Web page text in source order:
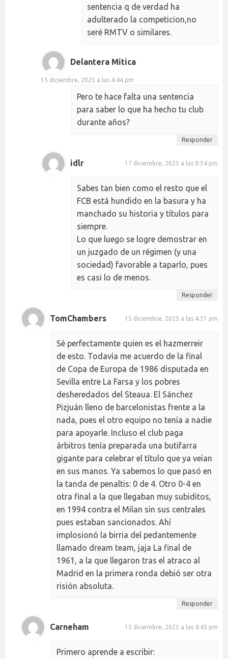
sentencia q de verdad ha
adulterado la competicion,no
seré RMTV o similares.
Delantera Mitica
15 diciembre, 2025 a las 4:44 pm
Pero te hace falta una sentencia
para saber lo que ha hecho tu club
durante años?
Responder
idlr 17 diciembre, 2025 a las 9:34 pm
Sabes tan bien como el resto que el
FCB está hundido en la basura y ha
manchado su historia y títulos para
siempre.
Lo que luego se logre demostrar en
un juzgado de un régimen (y una
sociedad) favorable a taparlo, pues
es casi lo de menos.
Responder
TomChambers 15 diciembre, 2025 a las 4:31 pm
Sé perfectamente quien es el hazmerreir
de esto. Todavía me acuerdo de la final
de Copa de Europa de 1986 disputada en
Sevilla entre La Farsa y los pobres
desheredados del Steaua. El Sánchez
Pizjuán lleno de barcelonistas frente a la
nada, pues el otro equipo no tenía a nadie
para apoyarle. Incluso el club paga
árbitros tenía preparada una butifarra
gigante para celebrar el título que ya veían
en sus manos. Ya sabemos lo que pasó en
la tanda de penaltis: 0 de 4. Otro 0-4 en
otra final a la que llegaban muy subiditos,
en 1994 contra el Milan sin sus centrales
pues estaban sancionados. Ahí
implosionó la birria del pedantemente
llamado dream team, jaja La final de
1961, a la que llegaron tras el atraco al
Madrid en la primera ronda debió ser otra
risión absoluta.
Responder
Carneham 15 diciembre, 2025 a las 4:45 pm
Primero aprende a escribir: